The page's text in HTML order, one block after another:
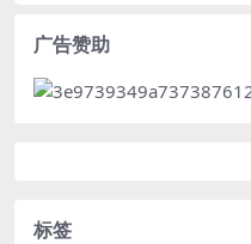
广告赞助
标签